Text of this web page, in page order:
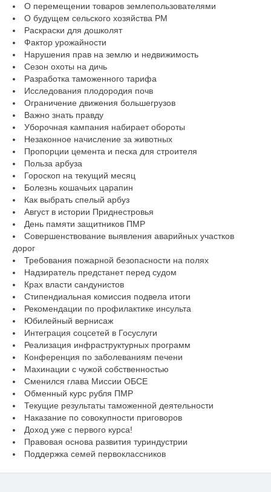
О перемещении товаров землепользователями
О будущем сельского хозяйства РМ
Раскраски для дошколят
Фактор урожайности
Нарушения прав на землю и недвижимость
Сезон охоты на дичь
Разработка таможенного тарифа
Исследования плодородия почв
Ограничение движения большегрузов
Важно знать правду
Уборочная кампания набирает обороты
Незаконное начисление за животных
Пропорции цемента и песка для строителя
Польза арбуза
Гороскоп на текущий месяц
Болезнь кошачьих царапин
Как выбрать спелый арбуз
Август в истории Приднестровья
День памяти защитников ПМР
Совершенствование выявления аварийных участков
дорог
Требования пожарной безопасности на полях
Надзиратель предстанет перед судом
Крах власти сандунистов
Стипендиальная комиссия подвела итоги
Рекомендации по профилактике инсульта
Юбилейный вернисаж
Интеграция соцсетей в Госуслуги
Реализация инфраструктурных программ
Конференция по заболеваниям печени
Махинации с чужой собственностью
Сменился глава Миссии ОБСЕ
Обменный курс рубля ПМР
Текущие результаты таможенной деятельности
Наказание по совокупности приговоров
Доход уже с первого курса!
Правовая основа развития туриндустрии
Поддержка семей первоклассников